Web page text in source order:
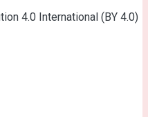
4.0 International (BY 4.0)